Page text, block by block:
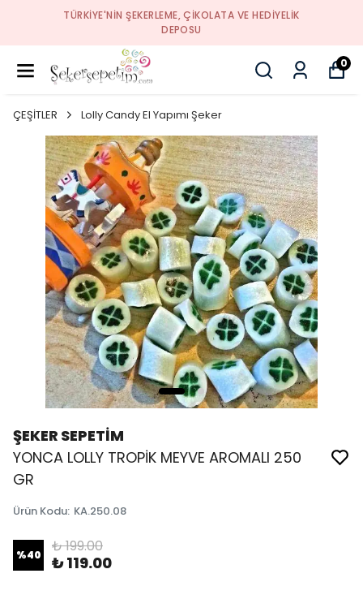
TÜRKIYE'NIN ŞEKERLEME, ÇIKOLATA VE HEDIYELIK
DEPOSU
0
ÇEŞİTLER Lolly Candy El Yapımı Şeker
ŞEKER SEPETİM
YONCA LOLLY TROPİK MEYVE AROMALI 250
GR
Ürün Kodu: KA.250.08
%40 ₺ 199.00
₺ 119.00